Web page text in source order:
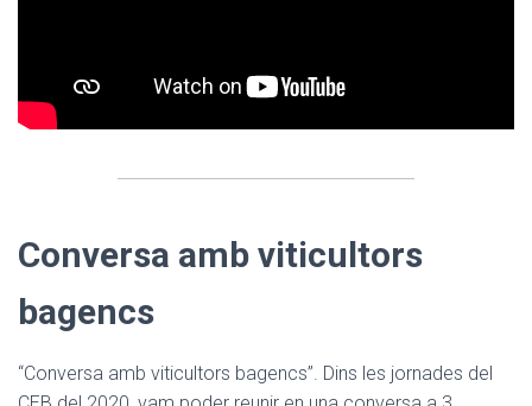
Conversa amb viticultors
bagencs
“Conversa amb viticultors bagencs”. Dins les jornades del